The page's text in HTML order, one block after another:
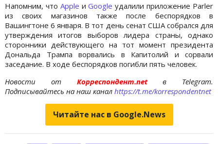
Напомним, что Apple иGoogle удалили приложение Parler
из своих магазинов также после беспорядков в
Вашингтоне 6 января. В тот день сенат США собрался для
утверждения итогов выборов лидера страны, однако
сторонники действующего на тот момент президента
Дональда Трампа ворвались в Капитолий и сорвали
заседание. В ходе беспорядков погибли пять человек.
Новости отКорреспондент.netв Telegram.
Подписывайтесь на наш канал https://t.me/korrespondentnet
Читайте нас в Google.News